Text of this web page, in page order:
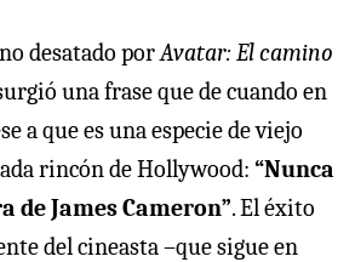
desatado porAvatar: El camino
una frase que de cuando en
a que es una especie de viejo
rincón de Hollywood: “Nunca
de James Cameron”. El éxito
del cineasta –que sigue en